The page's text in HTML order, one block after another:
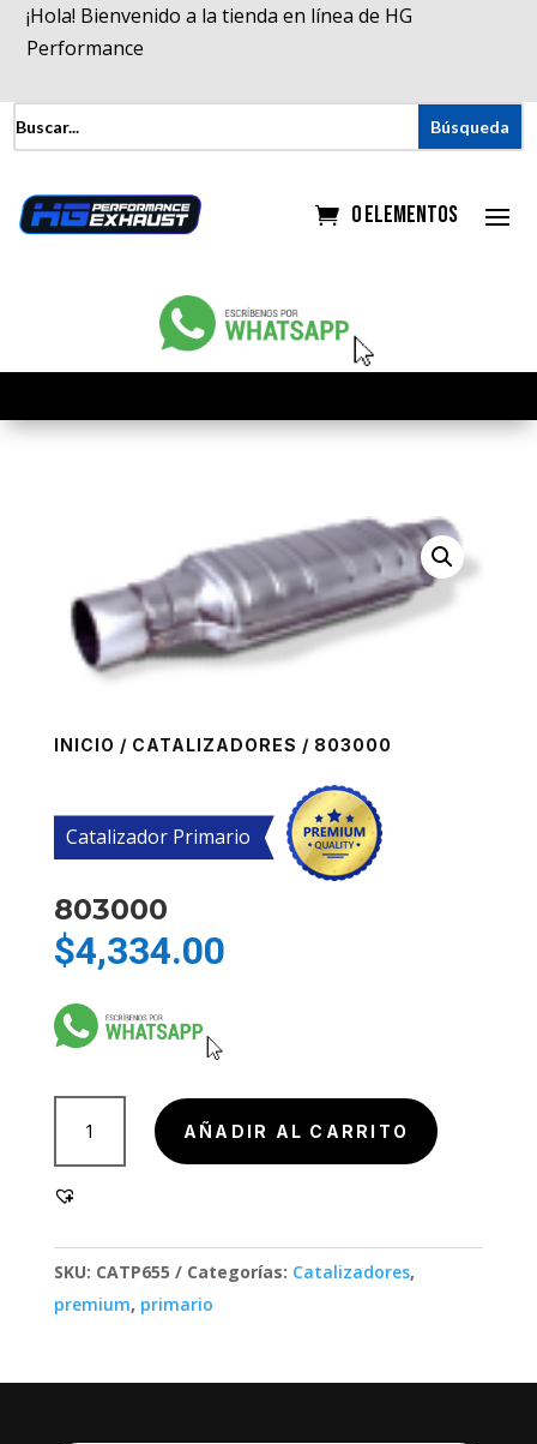
¡Hola! Bienvenido a la tienda en línea de HG
Performance
0 elementos
INICIO / CATALIZADORES / 803000
Catalizador Primario
803000
$4,334.00
cantidad
AÑADIR AL CARRITO
SKU: CATP655 Categorías: Catalizadores,
premium, primario